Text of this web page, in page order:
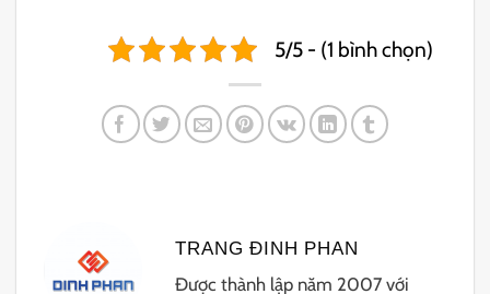
5/5 - (1 bình chọn)
TRANG ĐINH PHAN
Được thành lập năm 2007 với